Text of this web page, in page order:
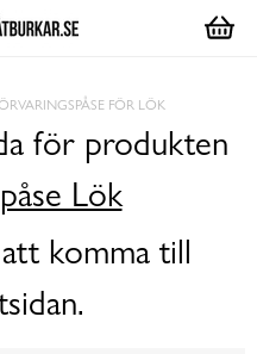
FÖR LÖK
för produkten
Lök
komma till